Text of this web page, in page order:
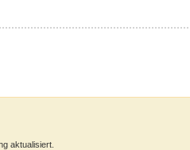
aktualisiert.